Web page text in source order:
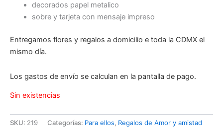
decorados papel metalico
sobre y tarjeta con mensaje impreso
Entregamos flores y regalos a domicilio e toda la CDMX el
mismo día.
Los gastos de envío se calculan en la pantalla de pago.
Sin existencias
SKU: 219 Categorías: Para ellos, Regalos de Amor y amistad